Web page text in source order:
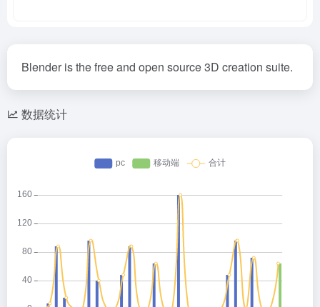
Blender is the free and open source 3D creation suite.
数据统计